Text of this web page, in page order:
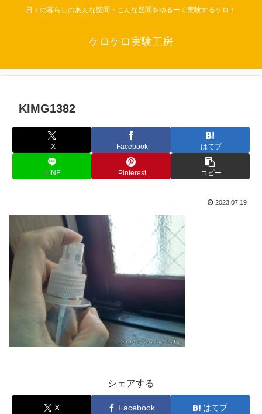
日々の暮らしのあんな疑問・こんな疑問をゆるーく実験するケロ！
ケロケロ実験工房
KIMG1382
X Facebook はてブ
LINE Pinterest コピー
2023.07.19
シェアする
X Facebook はてブ